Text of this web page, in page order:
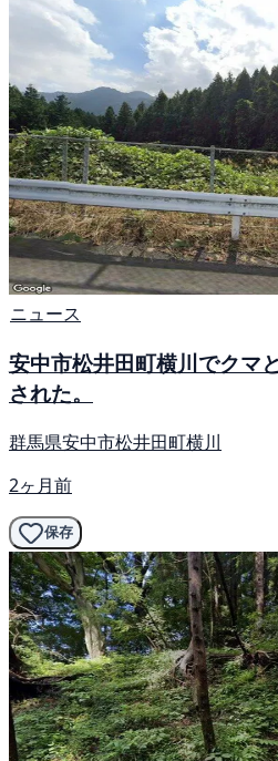
ニュース
安中市松井田町横川でクマ
された。
群馬県安中市松井田町横川
2ヶ月前
保存